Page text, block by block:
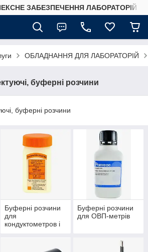
ЗАБЕЗПЕЧЕННЯ ЛАБОРАТОРІЙ
ОБЛАДНАННЯ ДЛЯ ЛАБОРАТОРІЙ
буферні розчини
буферні розчини
Буферні розчини
для
кондуктометров і
Буферні розчини
для ОВП-метрів